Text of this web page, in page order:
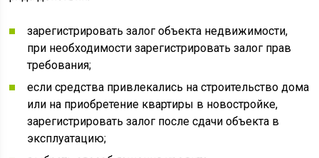
зарегистрировать залог объекта недвижимости,
при необходимости зарегистрировать залог прав
требования;
если средства привлекались на строительство дома
или на приобретение квартиры в новостройке,
зарегистрировать залог после сдачи объекта в
эксплуатацию;